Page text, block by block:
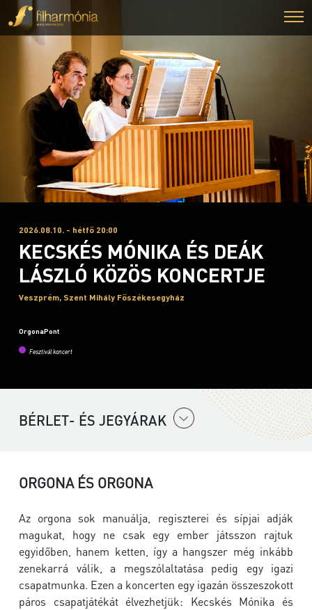
2026.08.10. - hétfő 20:00
KECSKÉS MÓNIKA ÉS DEÁK
LÁSZLÓ KÖZÖS KONCERTJE
Veszprém, Szent Mihály Főszékesegyház
OrgonaPont
Fesztivál koncert
BÉRLET- ÉS JEGYÁRAK
ORGONA ÉS ORGONA
Az orgona sok manuálja, regiszterei és sípjai adják
magukat, hogy ne csak egy ember játsszon rajtuk
egyidőben, hanem ketten, így a hangszer még inkább
zenekarrá válik, a megszólaltatása pedig egy igazi
csapatmunka. Ezen a koncerten egy igazán összeszokott
páros csapatjátékát élvezhetjük: Kecskés Mónika és